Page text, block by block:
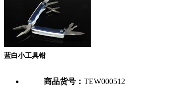
蓝白小工具钳
商品货号： TEW000512